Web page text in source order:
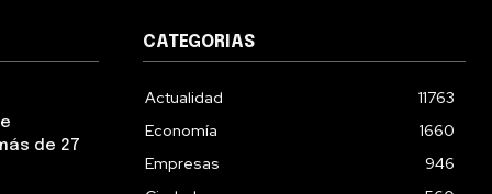
de 27
CATEGORIAS
Actualidad
11763
Economía
1660
Empresas
946